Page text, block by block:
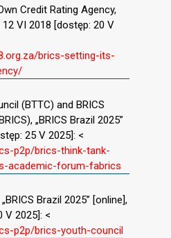
Credit Rating Agency,
12 VI 2018 [dostęp: 20 V
brics-setting-its-
(BTTC) and BRICS
„BRICS Brazil 2025”
25 V 2025]: <
p2p/brics-think-tank-
academic-forum-fabrics
Brazil 2025” [online],
V 2025]: <
p2p/brics-youth-council